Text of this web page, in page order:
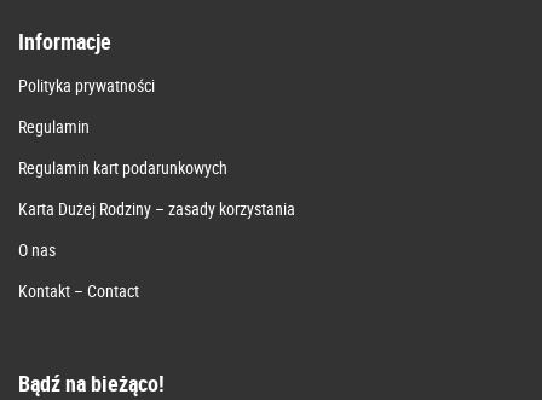
Informacje
Polityka prywatności
Regulamin
Regulamin kart podarunkowych
Karta Dużej Rodziny – zasady korzystania
O nas
Kontakt – Contact
Bądź na bieżąco!